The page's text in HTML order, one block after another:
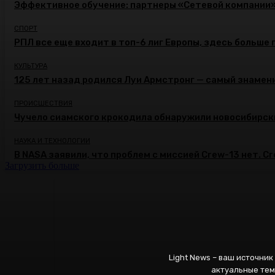
Эффективное обучение: партнеры «Сетевой
СПОРТ
РПЛ все еще входит в топ-6 лиг Европы, здесь больше
КУЛЬТУРА
125 лет назад родился Луи Армстронг — самый
ПРОИСШЕСТВИЯ
Light News – ваш
актуальные